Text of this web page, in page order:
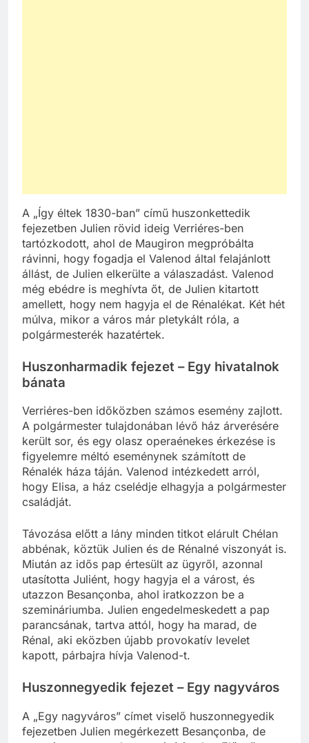
A „Így éltek 1830-ban” című huszonkettedik
fejezetben Julien rövid ideig Verriéres-ben
tartózkodott, ahol de Maugiron megpróbálta
rávinni, hogy fogadja el Valenod által felajánlott
állást, de Julien elkerülte a válaszadást. Valenod
még ebédre is meghívta őt, de Julien kitartott
amellett, hogy nem hagyja el de Rénalékat. Két hét
múlva, mikor a város már pletykált róla, a
Huszonharmadik fejezet – Egy hivatalnok
Verriéres-ben időközben számos esemény zajlott.
A polgármester tulajdonában lévő ház árverésére
került sor, és egy olasz operaénekes érkezése is
figyelemre méltó eseménynek számított de
Rénalék háza táján. Valenod intézkedett arról,
hogy Elisa, a ház cselédje elhagyja a polgármester
Távozása előtt a lány minden titkot elárult Chélan
abbénak, köztük Julien és de Rénalné viszonyát is.
Miután az idős pap értesült az ügyről, azonnal
utasította Juliént, hogy hagyja el a várost, és
utazzon Besançonba, ahol iratkozzon be a
szemináriumba. Julien engedelmeskedett a pap
parancsának, tartva attól, hogy ha marad, de
Rénal, aki eközben újabb provokatív levelet
Huszonnegyedik fejezet – Egy nagyváros
A „Egy nagyváros” címet viselő huszonnegyedik